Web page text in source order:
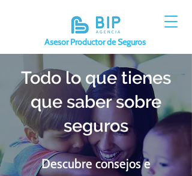
Asesor Productor de Seguros
Todo lo que tienes
que saber sobre
seguros
Descubre consejos e